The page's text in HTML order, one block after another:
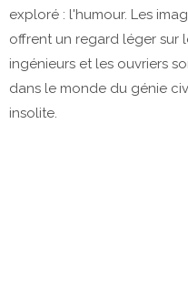
exploré : l'humour. Les
offrent un regard léger sur
ingénieurs et les ouvriers
dans le monde du génie
insolite.